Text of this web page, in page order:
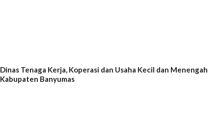
Dinas Tenaga Kerja, Koperasi dan Usaha Kecil dan Menengah
Kabupaten Banyumas